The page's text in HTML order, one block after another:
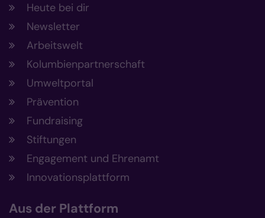
Heute bei dir
Newsletter
Arbeitswelt
Kolumbienpartnerschaft
Umweltportal
Prävention
Fundraising
Stiftungen
Engagement und Ehrenamt
Innovationsplattform
Aus der Plattform